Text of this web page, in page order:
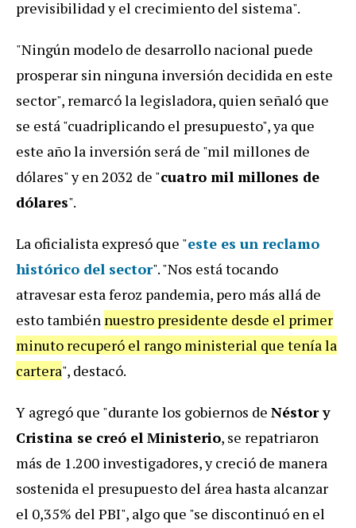
previsibilidad y el crecimiento del sistema".
"Ningún modelo de desarrollo nacional puede
prosperar sin ninguna inversión decidida en este
sector", remarcó la legisladora, quien señaló que
se está "cuadriplicando el presupuesto", ya que
este año la inversión será de "mil millones de
dólares" y en 2032 de "cuatro mil millones de
dólares".
La oficialista expresó que "este es un reclamo
histórico del sector". "Nos está tocando
atravesar esta feroz pandemia, pero más allá de
esto también nuestro presidente desde el primer
minuto recuperó el rango ministerial que tenía la
cartera", destacó.
Y agregó que "durante los gobiernos de Néstor y
Cristina se creó el Ministerio, se repatriaron
más de 1.200 investigadores, y creció de manera
sostenida el presupuesto del área hasta alcanzar
el 0,35% del PBI", algo que "se discontinuó en el